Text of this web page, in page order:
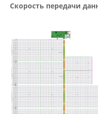
Скорость передачи